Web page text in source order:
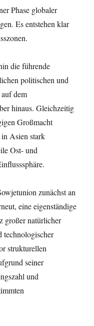
Phase globaler
Es entstehen klar
die führende
politischen und
dem
hinaus. Gleichzeitig
Großmacht
in Asien stark
Ost- und
zunächst an
eine eigenständige
großer natürlicher
technologischer
strukturellen
seiner
und